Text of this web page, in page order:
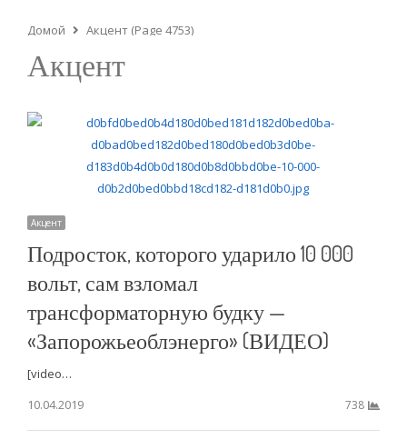
Домой Акцент (Page 4753)
Акцент
Акцент
Подросток, которого ударило 10 000
вольт, сам взломал
трансформаторную будку —
«Запорожьеоблэнерго» (ВИДЕО)
[video…
10.04.2019
738